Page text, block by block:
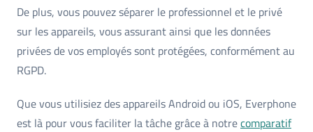
De plus, vous pouvez séparer le professionnel et le privé
sur les appareils, vous assurant ainsi que les données
privées de vos employés sont protégées, conformément au
RGPD.
Que vous utilisiez des appareils Android ou iOS, Everphone
est là pour vous faciliter la tâche grâce à notrecomparatif